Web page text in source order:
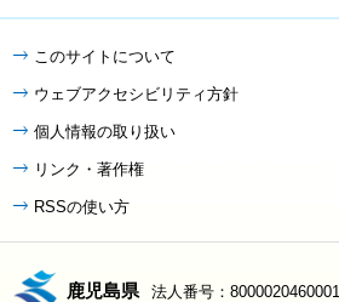
このサイトについて
ウェブアクセシビリティ方針
個人情報の取り扱い
リンク・著作権
RSSの使い方
鹿児島県 法人番号：8000020460001